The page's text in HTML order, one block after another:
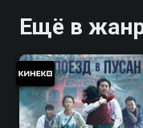
Ещё в